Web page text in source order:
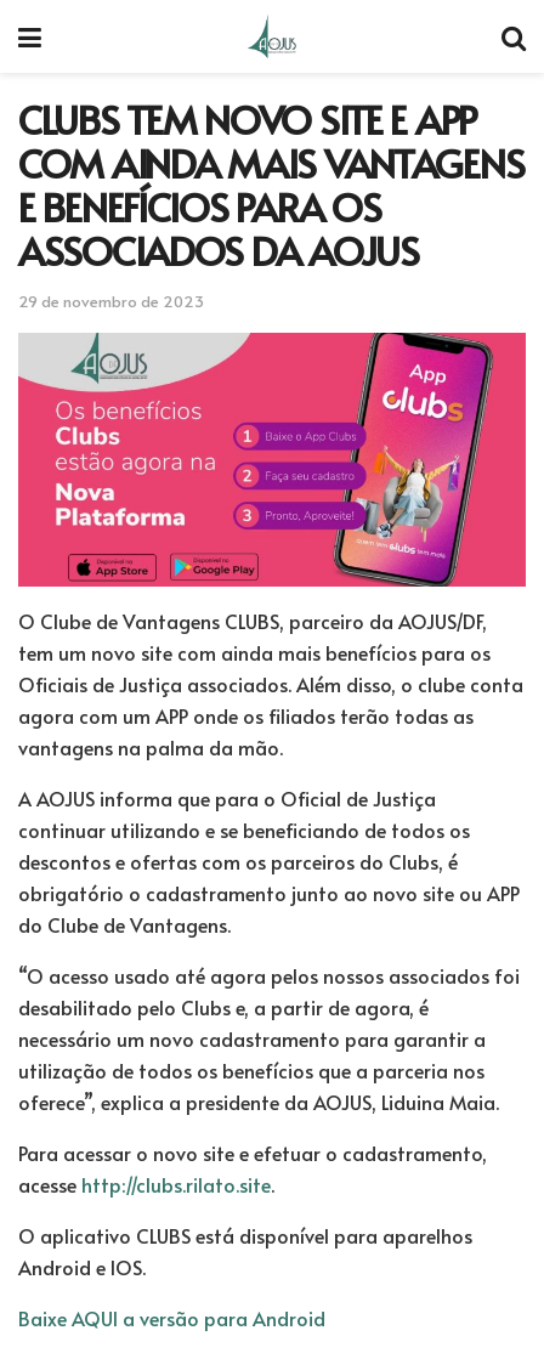
CLUBS TEM NOVO SITE E APP
COM AINDA MAIS VANTAGENS
E BENEFÍCIOS PARA OS
ASSOCIADOS DA AOJUS
29 de novembro de 2023
O Clube de Vantagens CLUBS, parceiro da AOJUS/DF,
tem um novo site com ainda mais benefícios para os
Oficiais de Justiça associados. Além disso, o clube conta
agora com um APP onde os filiados terão todas as
vantagens na palma da mão.
A AOJUS informa que para o Oficial de Justiça
continuar utilizando e se beneficiando de todos os
descontos e ofertas com os parceiros do Clubs, é
obrigatório o cadastramento junto ao novo site ou APP
do Clube de Vantagens.
“O acesso usado até agora pelos nossos associados foi
desabilitado pelo Clubs e, a partir de agora, é
necessário um novo cadastramento para garantir a
utilização de todos os benefícios que a parceria nos
oferece”, explica a presidente da AOJUS, Liduina Maia.
Para acessar o novo site e efetuar o cadastramento,
acesse http://clubs.rilato.site.
O aplicativo CLUBS está disponível para aparelhos
Android e IOS.
Baixe AQUI a versão para Android